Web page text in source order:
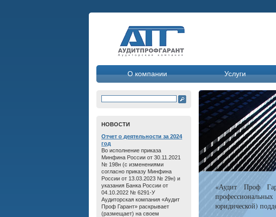
О компании Услуги
«Аудит Проф
юридической)
HОВОСТИ
Отчет о дeятельнoсти зa 2024
год
Во исполнение приказа
Минфина России от 30.11.2021
№ 198н (с изменениями
согласно приказу Минфина
России от 13.03.2023 № 29н) и
указания Банка России от
04.10.2022 № 6291-У
Аудиторская компания «Аудит
Проф Гарант» раскрывает
(размещает) на своем